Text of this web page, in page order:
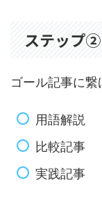
ステップ②
ゴール記事に繋
用語解説
比較記事
実践記事